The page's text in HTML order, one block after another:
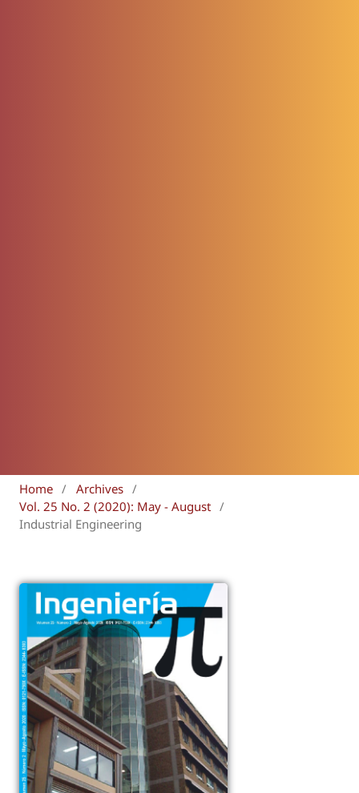
Home / Archives /
Vol. 25 No. 2 (2020): May - August /
Industrial Engineering